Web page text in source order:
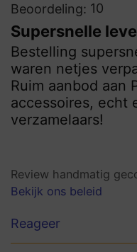
Beoordeling: 10
Supersnelle
Bestelling
waren netjes
Ruim aanbod aan
accessoires, echt
verzamelaars!
Review handmatig
Bekijk ons beleid
Reageer